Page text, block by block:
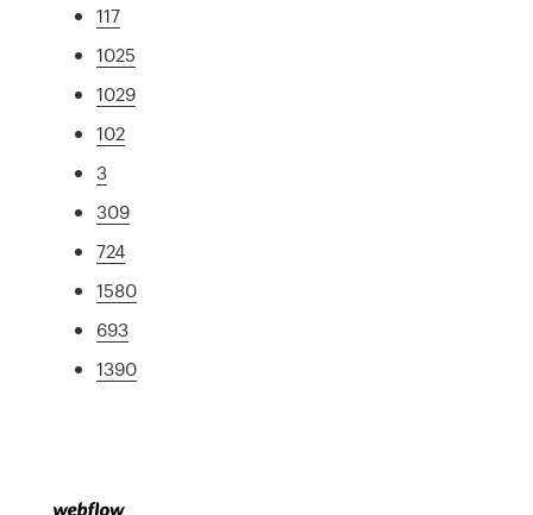
117
1025
1029
102
3
309
724
1580
693
1390